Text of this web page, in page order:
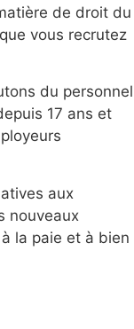
de droit du
vous recrutez
du personnel
17 ans et
aux
nouveaux
la paie et à bien